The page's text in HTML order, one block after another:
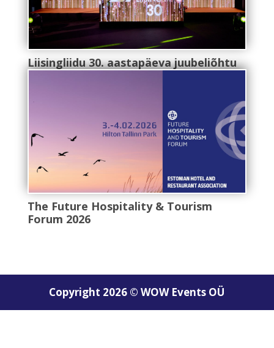
Liisingliidu 30. aastapäeva juubeliõhtu
The Future Hospitality & Tourism
Forum 2026
Copyright 2026 © WOW Events OÜ